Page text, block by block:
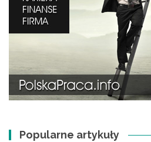
Popularne artykuły